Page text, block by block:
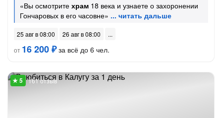
«Вы осмотрите храм 18 века и узнаете о захоронении
Гончаровых в его часовне»
25 авг в 08:00
26 авг в 08:00
от 16 200 ₽за всё до 6 чел.
161 отзыв